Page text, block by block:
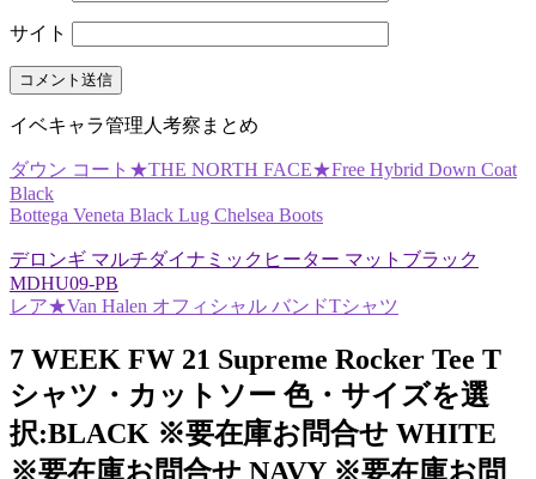
サイト
イベキャラ管理人考察まとめ
ダウン コート★THE NORTH FACE★Free Hybrid Down Coat
Black
Bottega Veneta Black Lug Chelsea Boots
デロンギ マルチダイナミックヒーター マットブラック
MDHU09-PB
レア★Van Halen オフィシャル バンドTシャツ
7 WEEK FW 21 Supreme Rocker Tee T
シャツ・カットソー 色・サイズを選
択:BLACK ※要在庫お問合せ WHITE
※要在庫お問合せ NAVY ※要在庫お問